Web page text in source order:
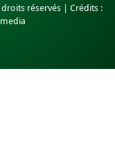
réservés | Crédits :